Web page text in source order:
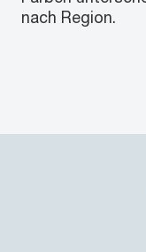
nach Region.